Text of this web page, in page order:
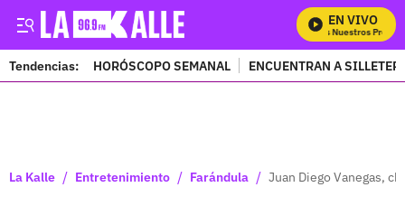
EN VIVO
Mira Todos Nuestros
Tendencias: HORÓSCOPO SEMANAL ENCUENTRAN A
La Kalle / Entretenimiento / Farándula / Juan Diego Vanegas,